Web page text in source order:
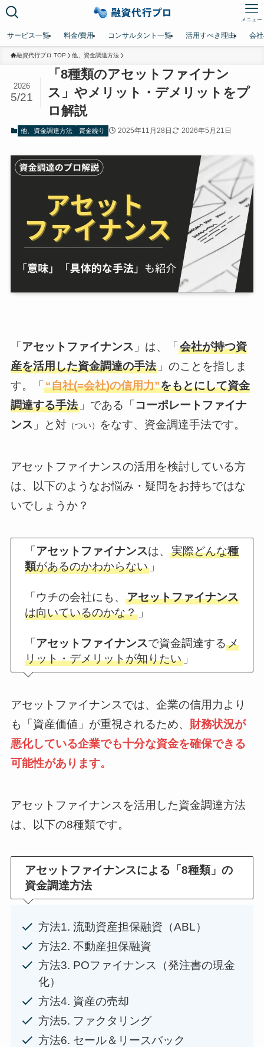
メニュー
サービス一覧 料金/費用 コンサルタント一覧 活用すべき理由 会
融資代行プロ TOP 他、資金調達方法
「8種類のアセットファイナン
ス」やメリット・デメリットをプ
ロ解説
2026
5/21
他、資金調達方法 資金繰り 2025年11月28日 2026年5月21日
「 アセットファイナンス 」は、「 会社が持つ資
産を活用した資金調達の手法」のことを指しま
す。「 “自社(=会社)の信用力”をもとにして資金
調達する手法」である「 コーポレートファイナ
ンス 」と対（つい） をなす、資金調達手法です。
アセットファイナンスの活用を検討している方
は、以下のようなお悩み・疑問をお持ちではな
いでしょうか？
「 アセットファイナンスは、実際どんな種
類があるのかわからない 」
「ウチの会社にも、アセットファイナンス
は向いているのかな？ 」
「 アセットファイナンスで資金調達するメ
リット・デメリットが知りたい 」
アセットファイナンスでは、企業の信用力より
も「資産価値」が重視されるため、 財務状況が
悪化している企業でも十分な資金を確保できる
可能性があります。
アセットファイナンスを活用した資金調達方法
は、以下の8種類です。
アセットファイナンスによる「8種類」の
資金調達方法
方法1. 流動資産担保融資（ABL）
方法2. 不動産担保融資
方法3. POファイナンス（発注書の現金
化）
方法4. 資産の売却
方法5. ファクタリング
方法6. セール＆リースバック